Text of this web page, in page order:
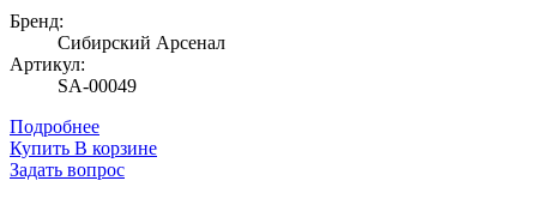
Бренд:
Сибирский Арсенал
Артикул:
SA-00049
Подробнее
Купить В корзине
Задать вопрос